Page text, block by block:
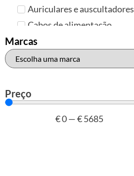
Auriculares e auscultadores
Cabos de alimentação
Colunas de Som
Hubs
Leitores de cartões
Malas, mochilas e bolsas
Marcas
Marcas
Preço
€0—€5685